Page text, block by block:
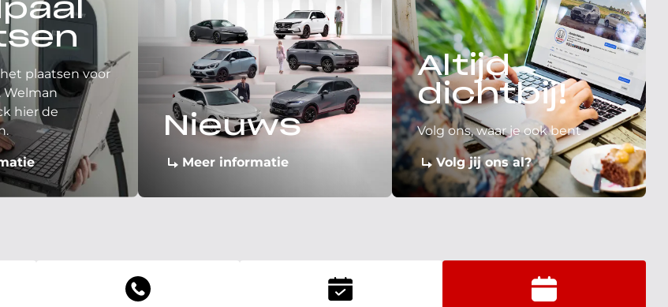
plaatsen voor
Welman
hier de
Nieuws
Meer informatie
Altijd
dichtbij!
Volg ons, waar je ook bent
Volg jij ons al?